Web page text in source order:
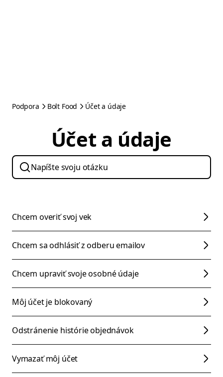
Podpora Bolt Food Účet a údaje
Účet a údaje
Chcem overiť svoj vek
Chcem sa odhlásiť z odberu emailov
Chcem upraviť svoje osobné údaje
Môj účet je blokovaný
Odstránenie histórie objednávok
Vymazať môj účet